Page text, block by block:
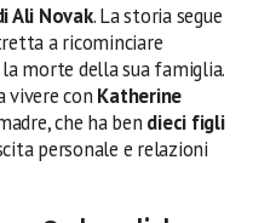
Ali Novak. La storia segue
a ricominciare
morte della sua famiglia.
vivere con Katherine
che ha ben dieci figli
personale e relazioni